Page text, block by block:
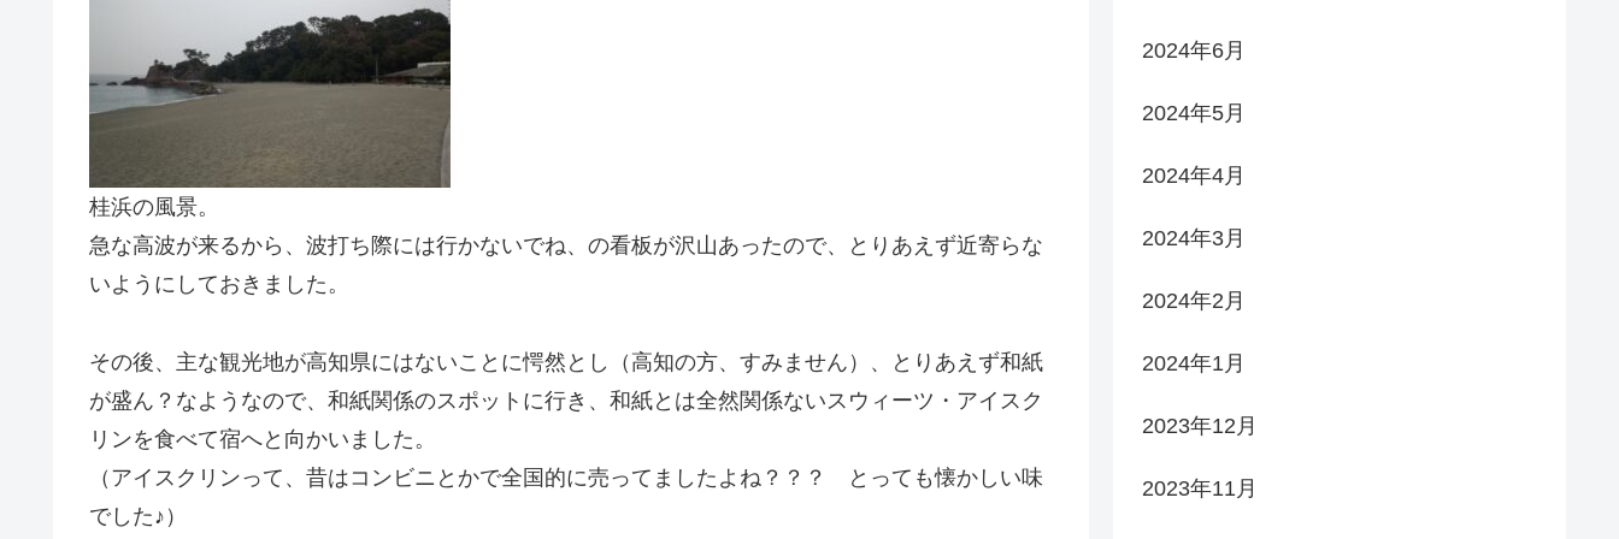
桂浜の風景。
急な高波が来るから、波打ち際には行かないでね、の看板が沢山あったので、とりあえず近寄らな
いようにしておきました。
その後、主な観光地が高知県にはないことに愕然とし（高知の方、すみません）、とりあえず和紙
が盛ん？なようなので、和紙関係のスポットに行き、和紙とは全然関係ないスウィーツ・アイスク
リンを食べて宿へと向かいました。
（アイスクリンって、昔はコンビニとかで全国的に売ってましたよね？？？ とっても懐かしい味
でした♪）
2024年6月
2024年5月
2024年4月
2024年3月
2024年2月
2024年1月
2023年12月
2023年11月